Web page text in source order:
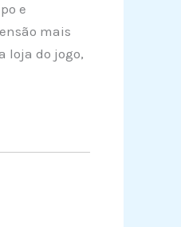
e
mais
loja do jogo,